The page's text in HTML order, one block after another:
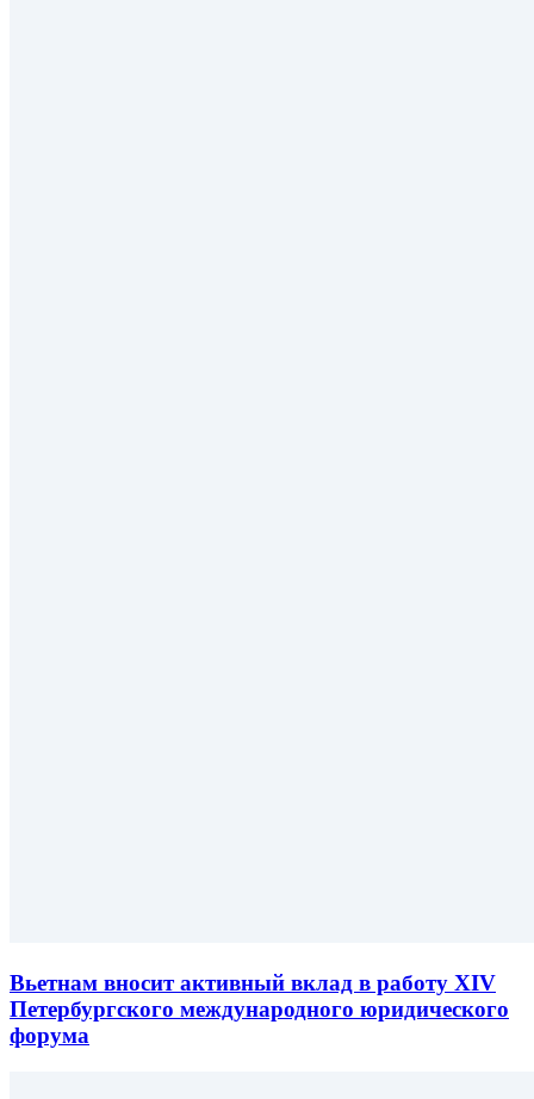
Вьетнам вносит активный вклад в работу XIV
Петербургского международного юридического
форума